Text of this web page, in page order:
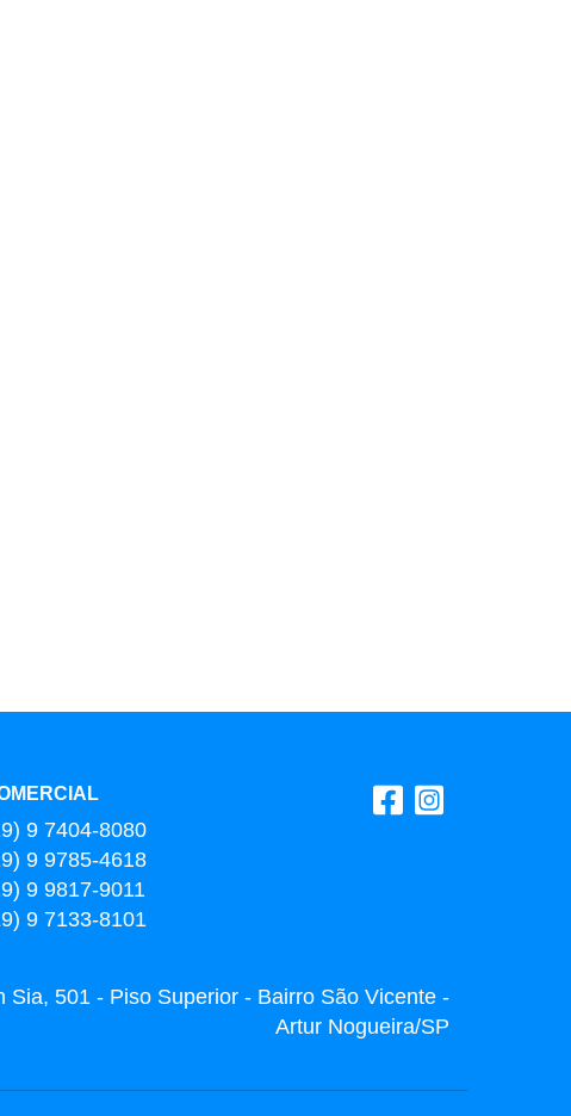
9 7404-8080
9 9785-4618
9 9817-9011
9 7133-8101
Sia, 501 - Piso Superior - Bairro São Vicente -
Artur Nogueira/SP